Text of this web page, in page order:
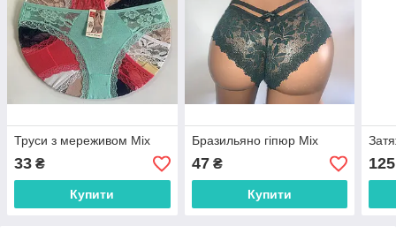
Труси з мереживом Міх
33 ₴
Купити
Бразильяно гіпюр Міх
47₴
Купити
125